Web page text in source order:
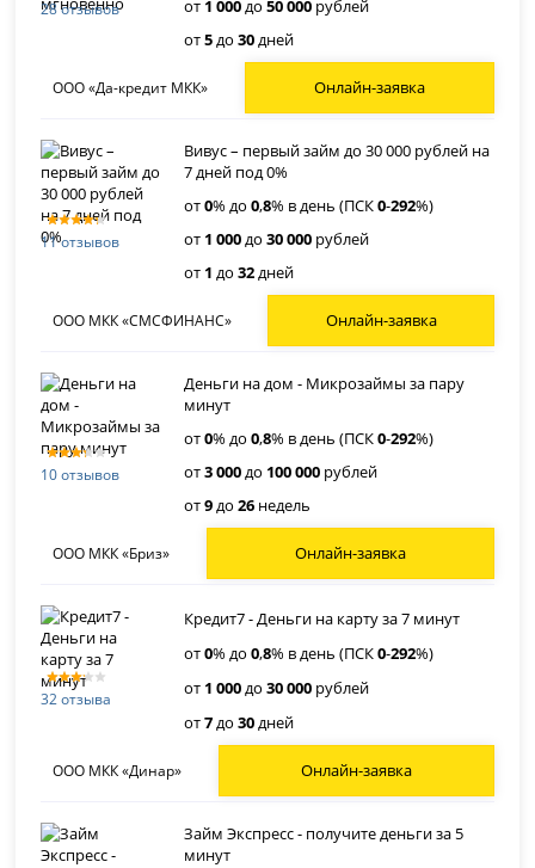
28 отзывов
от 1 000до50 000 рублей
от5до30дней
ООО «Да-кредит МКК» Онлайн-заявка
11 отзывов
Вивус – первый займ до 30 000 рублей на
7 дней под 0%
от0% до0,8% в день (ПСК0-292%)
от 1 000до30 000 рублей
от 1 до32дней
ООО МКК «СМСФИНАНС» Онлайн-заявка
10 отзывов
Деньги на дом - Микрозаймы за пару
минут
от0% до0,8% в день (ПСК0-292%)
от3 000до 100 000 рублей
от9до26 недель
ООО МКК «Бриз» Онлайн-заявка
32 отзыва
Кредит7 - Деньги на карту за 7 минут
от0% до0,8% в день (ПСК0-292%)
от 1 000до30 000 рублей
от7до30дней
ООО МКК «Динар» Онлайн-заявка
Займ Экспресс - получите деньги за 5
минут